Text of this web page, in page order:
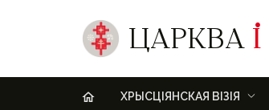
ЦАРКВА І
ХРЫСЦІЯНСКАЯ ВІЗІЯ